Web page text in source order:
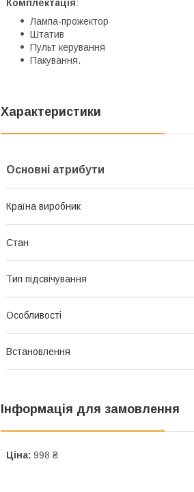
Комплектація:
Лампа-прожектор
Штатив
Пульт керування
Пакування.
Характеристики
Основні атрибути
Країна виробник
Стан
Тип підсвічування
Особливості
Встановлення
Інформація для замовлення
Ціна: 998 ₴